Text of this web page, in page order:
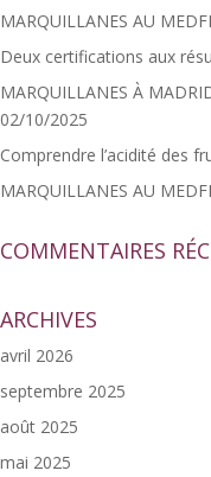
MARQUILLANES AU
Deux certifications aux
MARQUILLANES À
02/10/2025
Comprendre l’acidité des
MARQUILLANES AU
COMMENTAIRES
ARCHIVES
avril 2026
septembre 2025
août 2025
mai 2025